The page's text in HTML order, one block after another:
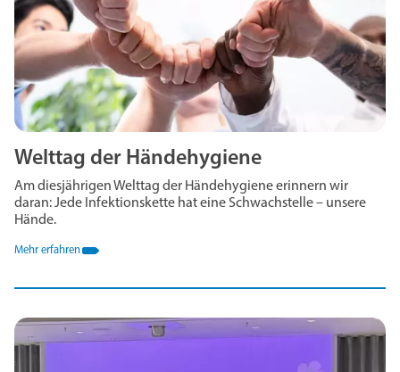
Welttag der Händehygiene
Am diesjährigen Welttag der Händehygiene erinnern wir
daran: Jede Infektionskette hat eine Schwachstelle – unsere
Hände.
Mehr erfahren